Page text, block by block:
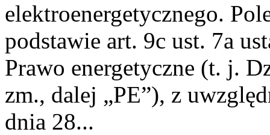
elektroenergetycznego.
podstawie art. 9c ust. 7a
Prawo energetyczne (t. j.
zm., dalej „PE”), z
dnia 28...